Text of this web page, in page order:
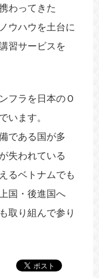
わってきた
ウハウを土台に
習サービスを
フラを日本のＯ
います。
である国が多
失われている
るベトナムでも
国・後進国へ
取り組んで参り